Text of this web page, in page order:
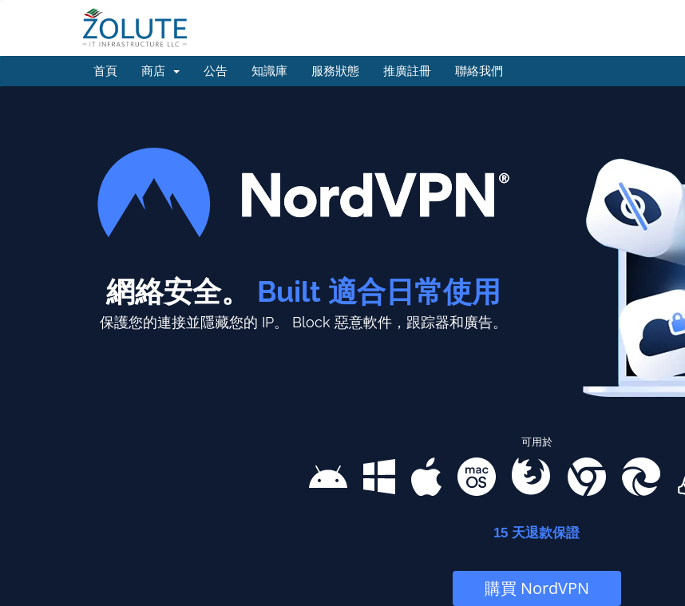
首頁 商店 公告 知識庫 服務狀態 推廣註冊 聯絡我們
網絡安全。 Built 適合日常使用
保護您的連接並隱藏您的 IP。 Block 惡意軟件，跟踪器和廣告。
可用於
15 天退款保證
購買 NordVPN